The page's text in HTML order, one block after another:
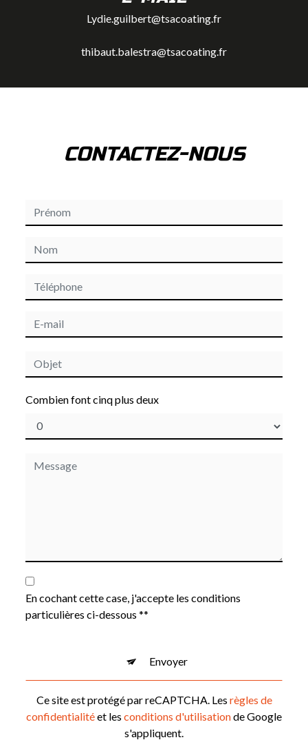
Lydie.guilbert@tsacoating.fr
thibaut.balestra@tsacoating.fr
CONTACTEZ-NOUS
Combien font cinq plus deux
En cochant cette case, j'accepte les conditions
particulières ci-dessous **
Envoyer
Ce site est protégé par reCAPTCHA. Les règles de
confidentialitéet les conditions d'utilisationde Google
s'appliquent.